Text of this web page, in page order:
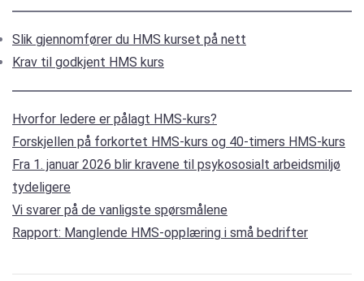
Slik gjennomfører du HMS kurset på nett
Krav til godkjent HMS kurs
Hvorfor ledere er pålagt HMS-kurs?
Forskjellen på forkortet HMS-kurs og 40-timers HMS-kurs
Fra 1. januar 2026 blir kravene til psykososialt arbeidsmiljø
tydeligere
Vi svarer på de vanligste spørsmålene
Rapport: Manglende HMS-opplæring i små bedrifter